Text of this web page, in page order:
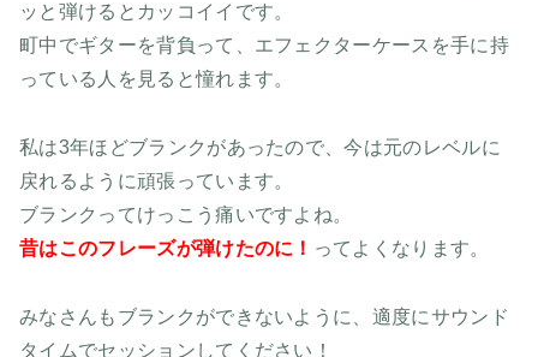
ッと弾けるとカッコイイです。
町中でギターを背負って、エフェクターケースを手に持
っている人を見ると憧れます。
私は3年ほどブランクがあったので、今は元のレベルに
戻れるように頑張っています。
ブランクってけっこう痛いですよね。
昔はこのフレーズが弾けたのに！ ってよくなります。
みなさんもブランクができないように、適度にサウンド
タイムでセッションしてください！